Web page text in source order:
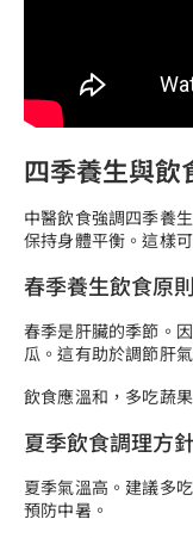
四季養生與飲
中醫飲食強調四季養
保持身體平衡。這樣
春季養生飲食原則
春季是肝臟的季節。
瓜。這有助於調節肝
飲食應溫和，多吃蔬
夏季飲食調理方
夏季氣溫高。建議多
預防中暑。